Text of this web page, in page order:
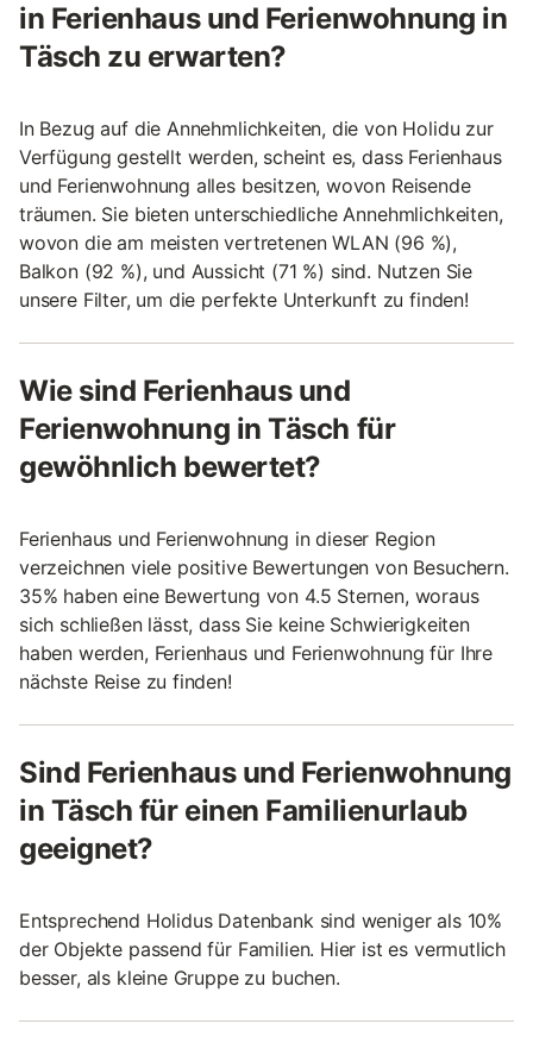
in Ferienhaus und Ferienwohnung in
Täsch zu erwarten?
In Bezug auf die Annehmlichkeiten, die von Holidu zur
Verfügung gestellt werden, scheint es, dass Ferienhaus
und Ferienwohnung alles besitzen, wovon Reisende
träumen. Sie bieten unterschiedliche Annehmlichkeiten,
wovon die am meisten vertretenen WLAN (96 %),
Balkon (92 %), und Aussicht (71 %) sind. Nutzen Sie
unsere Filter, um die perfekte Unterkunft zu finden!
Wie sind Ferienhaus und
Ferienwohnung in Täsch für
gewöhnlich bewertet?
Ferienhaus und Ferienwohnung in dieser Region
verzeichnen viele positive Bewertungen von Besuchern.
35% haben eine Bewertung von 4.5 Sternen, woraus
sich schließen lässt, dass Sie keine Schwierigkeiten
haben werden, Ferienhaus und Ferienwohnung für Ihre
nächste Reise zu finden!
Sind Ferienhaus und Ferienwohnung
in Täsch für einen Familienurlaub
geeignet?
Entsprechend Holidus Datenbank sind weniger als 10%
der Objekte passend für Familien. Hier ist es vermutlich
besser, als kleine Gruppe zu buchen.